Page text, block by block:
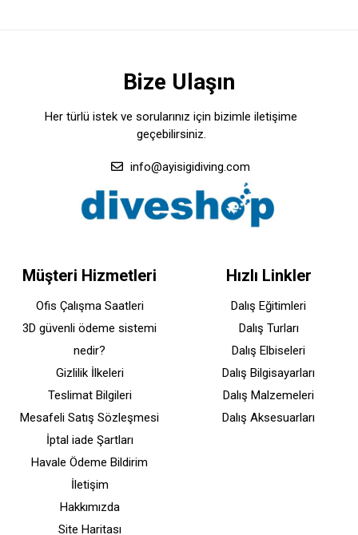
Bize Ulaşın
Her türlü istek ve sorularınız için bizimle iletişime
geçebilirsiniz.
info@ayisigidiving.com
Müşteri Hizmetleri
Ofis Çalışma Saatleri
3D güvenli ödeme sistemi
nedir?
Gizlilik İlkeleri
Teslimat Bilgileri
Mesafeli Satış Sözleşmesi
İptal iade Şartları
Havale Ödeme Bildirim
İletişim
Hakkımızda
Site Haritası
Hızlı Linkler
Dalış Eğitimleri
Dalış Turları
Dalış Elbiseleri
Dalış Bilgisayarları
Dalış Malzemeleri
Dalış Aksesuarları